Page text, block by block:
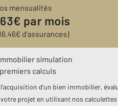
mensualités
€ par mois
€ d’assurances)
simulation
calculs
d’un bien immobilier,
projet en utilisant nos calculettes